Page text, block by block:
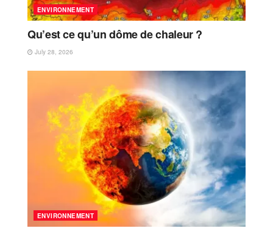
ENVIRONNEMENT
Qu’est ce qu’un dôme de chaleur ?
July 28, 2026
ENVIRONNEMENT